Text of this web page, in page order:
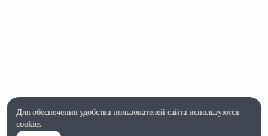
Для обеспечения удобства пользователей сайта используются
cookies